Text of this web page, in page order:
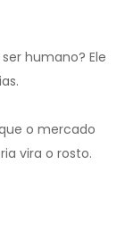
humano? Ele
o mercado
vira o rosto.